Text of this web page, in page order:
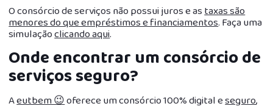
O consórcio de serviços não possui juros e astaxas são
menores do que empréstimos e financiamentos. Faça uma
simulaçãoclicando aqui.
Onde encontrar um consórcio de
serviços seguro?
Aeutbem 😉oferece um consórcio 100% digital eseguro,